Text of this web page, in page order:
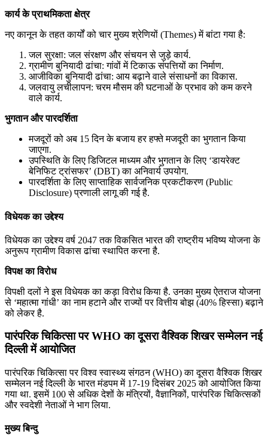
कार्य के प्राथमिकता क्षेत्र
नए कानून के तहत कार्यों को चार मुख्य श्रेणियों (Themes) में बांटा गया है:
जल सुरक्षा: जल संरक्षण और संचयन से जुड़े कार्य.
ग्रामीण बुनियादी ढांचा: गांवों में टिकाऊ संपत्तियों का निर्माण.
आजीविका बुनियादी ढांचा: आय बढ़ाने वाले संसाधनों का विकास.
जलवायु लचीलापन: चरम मौसम की घटनाओं के प्रभाव को कम करने
वाले कार्य.
भुगतान और पारदर्शिता
मजदूरों को अब 15 दिन के बजाय हर हफ्ते मजदूरी का भुगतान किया
जाएगा.
उपस्थिति के लिए डिजिटल माध्यम और भुगतान के लिए ‘डायरेक्ट
बेनिफिट ट्रांसफर’ (DBT) का अनिवार्य उपयोग.
पारदर्शिता के लिए साप्ताहिक सार्वजनिक प्रकटीकरण (Public
Disclosure) प्रणाली लागू की गई है.
विधेयक का उद्देश्य
विधेयक का उद्देश्य वर्ष 2047 तक विकसित भारत की राष्ट्रीय भविष्य योजना के
अनुरूप ग्रामीण विकास ढांचा स्थापित करना है.
विपक्ष का विरोध
विपक्षी दलों ने इस विधेयक का कड़ा विरोध किया है. उनका मुख्य ऐतराज योजना
से ‘महात्मा गांधी’ का नाम हटाने और राज्यों पर वित्तीय बोझ (40% हिस्सा) बढ़ाने
को लेकर है.
पारंपरिक चिकित्सा पर WHO का दूसरा वैश्विक शिखर सम्मेलन नई
दिल्ली में आयोजित
पारंपरिक चिकित्सा पर विश्व स्वास्थ्य संगठन (WHO) का दूसरा वैश्विक शिखर
सम्मेलन नई दिल्ली के भारत मंडपम में 17-19 दिसंबर 2025 को आयोजित किया
गया था. इसमें 100 से अधिक देशों के मंत्रियों, वैज्ञानिकों, पारंपरिक चिकित्सकों
और स्वदेशी नेताओं ने भाग लिया.
मुख्य बिन्दु